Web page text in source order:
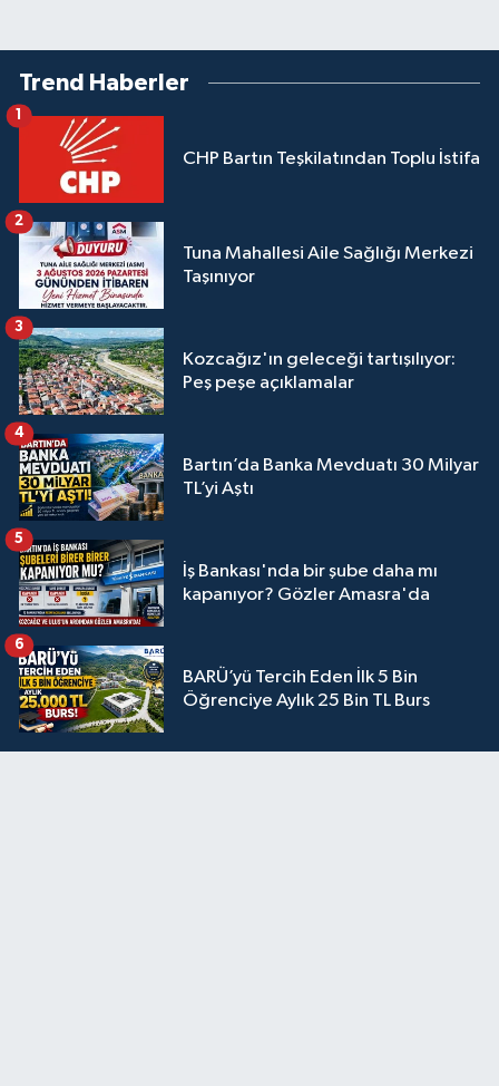
Trend Haberler
CHP Bartın Teşkilatından Toplu İstifa
1
Tuna Mahallesi Aile Sağlığı Merkezi
Taşınıyor
2
Kozcağız'ın geleceği tartışılıyor:
Peş peşe açıklamalar
3
Bartın’da Banka Mevduatı 30 Milyar
TL’yi Aştı
4
İş Bankası'nda bir şube daha mı
kapanıyor? Gözler Amasra'da
5
BARÜ’yü Tercih Eden İlk 5 Bin
Öğrenciye Aylık 25 Bin TL Burs
6